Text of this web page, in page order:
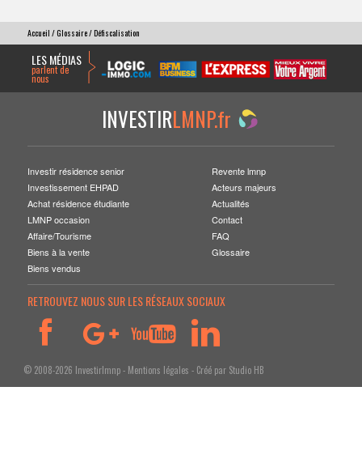
ACTUALITES
FAQ
VENDRE SON BIEN
Accueil /Glossaire/ Défiscalisation
LES MÉDIAS
parlent de
nous
INVESTIRLMNP.fr
Investir résidence senior
Investissement EHPAD
Achat résidence étudiante
LMNP occasion
Affaire/Tourisme
Biens à la vente
Biens vendus
Revente lmnp
Acteurs majeurs
Actualités
Contact
FAQ
Glossaire
RETROUVEZ NOUS SUR LES RÉSEAUX SOCIAUX
© 2008-2026 Investirlmnp - Mentions légales - Créé par Studio HB